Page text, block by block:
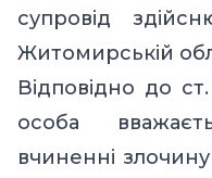
супровід
Житомирській
Відповідно до
особа
вчиненні